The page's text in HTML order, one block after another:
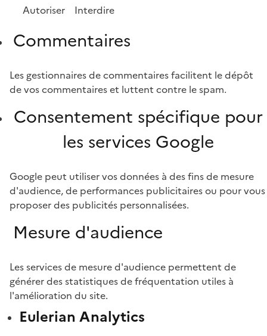
Autoriser Interdire
Commentaires
Les gestionnaires de commentaires facilitent le dépôt
de vos commentaires et luttent contre le spam.
Consentement spécifique pour
les services Google
Google peut utiliser vos données à des fins de mesure
d'audience, de performances publicitaires ou pour vous
proposer des publicités personnalisées.
Mesure d'audience
Les services de mesure d'audience permettent de
générer des statistiques de fréquentation utiles à
l'amélioration du site.
Eulerian Analytics